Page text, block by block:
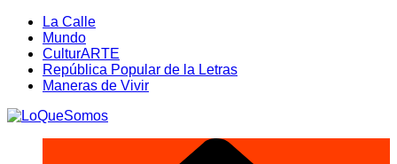
Saltar
contenido
La Calle
Mundo
CulturARTE
República Popular de la Letras
Maneras de Vivir